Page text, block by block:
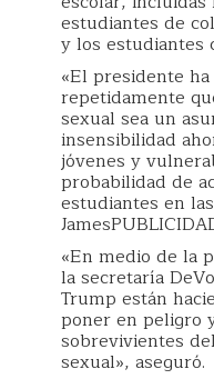
estudiantes de
y los estudiantes
«El presidente
repetidamente
sexual sea un
insensibilidad
jóvenes y
probabilidad de
estudiantes en
«En medio de la
la secretaría
Trump están
poner en peligro
sobrevivientes
sexual», aseguró.